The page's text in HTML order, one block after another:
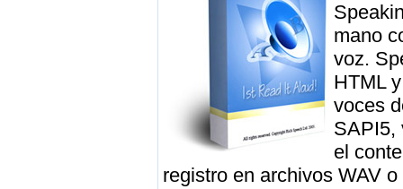
mano
voz.
HTML
voces
SAPI5,
el
registro en archivos WAV